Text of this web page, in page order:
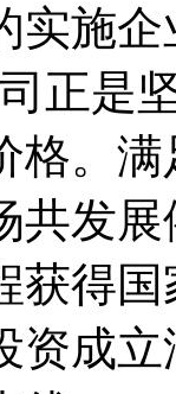
实施
正是
格。
共发
获得
资成